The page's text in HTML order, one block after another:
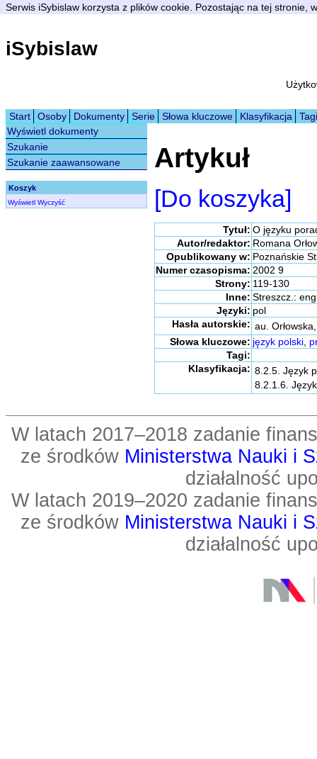
Serwis iSybislaw korzysta z plików cookie. Pozostając na tej stronie,
iSybislaw
Start Osoby Dokumenty Serie Słowa kluczowe Klasyfikacja
Tagi
Wyświetl dokumenty
Szukanie
Szukanie zaawansowane
Koszyk
Wyświetl Wyczyść
Artykuł
[Do koszyka]
Tytuł: O języku
Autor/redaktor: Romana
Opublikowany w: Poznańskie
Numer czasopisma: 2002 9
Strony: 119-130
Inne: Streszcz.: eng
Języki: pol
Hasła autorskie: au.
Słowa kluczowe: język polski,
Tagi:
Klasyfikacja: 8.2.5. Język
8.2.1.6.
W latach 2017–2018 zadanie
ze środków Ministerstwa Nauki i
działalność
W latach 2019–2020 zadanie
ze środków Ministerstwa Nauki i
działalność